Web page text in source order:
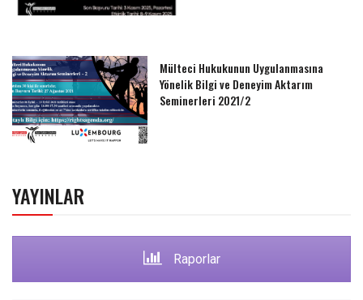
Mülteci Hukukunun Uygulanmasına
Yönelik Bilgi ve Deneyim Aktarım
Seminerleri 2021/2
YAYINLAR
Raporlar